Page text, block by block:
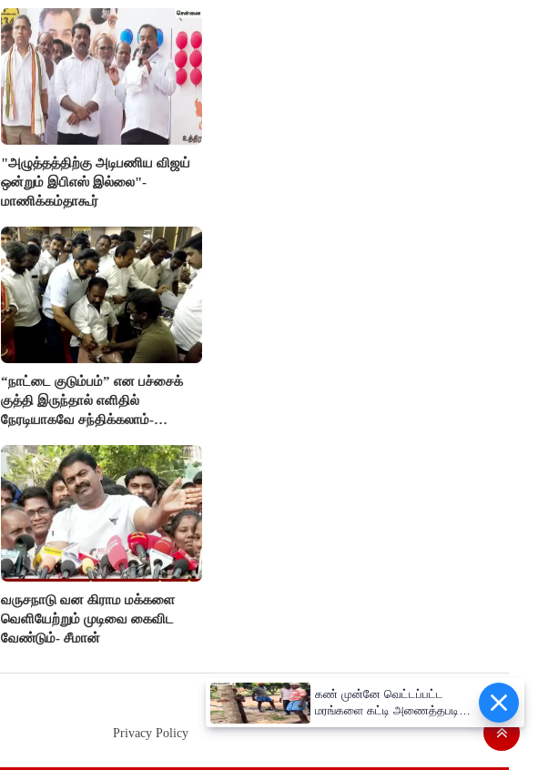
"அழுத்தத்திற்கு அடிபணிய விஜய்
ஒன்றும் இபிஎஸ் இல்லை"-
மாணிக்கம்தாகூர்
“நாட்டை குடும்பம்” என பச்சைக்
குத்தி இருந்தால் எளிதில்
நேரடியாகவே சந்திக்கலாம்-
வருசநாடு வன கிராம மக்களை
வெளியேற்றும் முடிவை கைவிட
வேண்டும்- சீமான்
Privacy Policy
கண் முன்னே வெட்டப்பட்ட
மரங்களை கட்டி அணைத்தபடி
கதறி அழுத பெண்- வீடியோ